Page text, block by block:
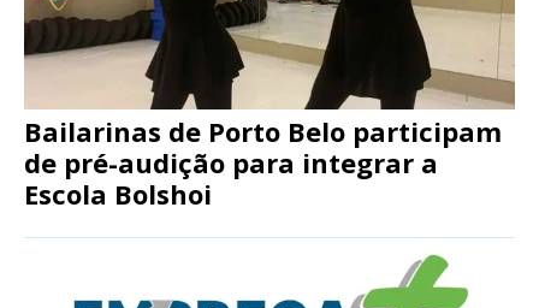
Bailarinas de Porto Belo participam
de pré-audição para integrar a
Escola Bolshoi